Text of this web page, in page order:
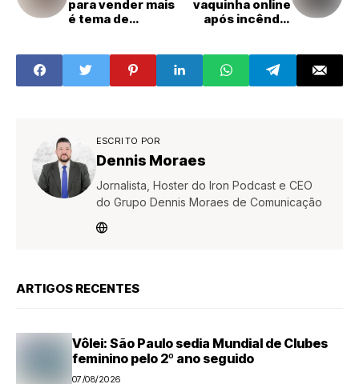
para vender mais
é tema de
em Piracicaba
vaquinha online
após incêndio
Grego em Santa
Bárbara d’Oeste
ESCRITO POR
Dennis Moraes
Jornalista, Hoster do Iron Podcast e CEO
do Grupo Dennis Moraes de Comunicação
ARTIGOS RECENTES
Vôlei: São Paulo sedia Mundial de Clubes
feminino pelo 2º ano seguido
07/08/2026